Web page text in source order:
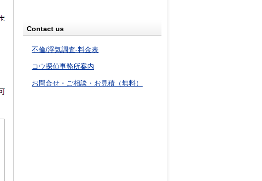
Contact us
不倫/浮気調査-料金表
コウ探偵事務所案内
お問合せ・ご相談・お見積（無料）